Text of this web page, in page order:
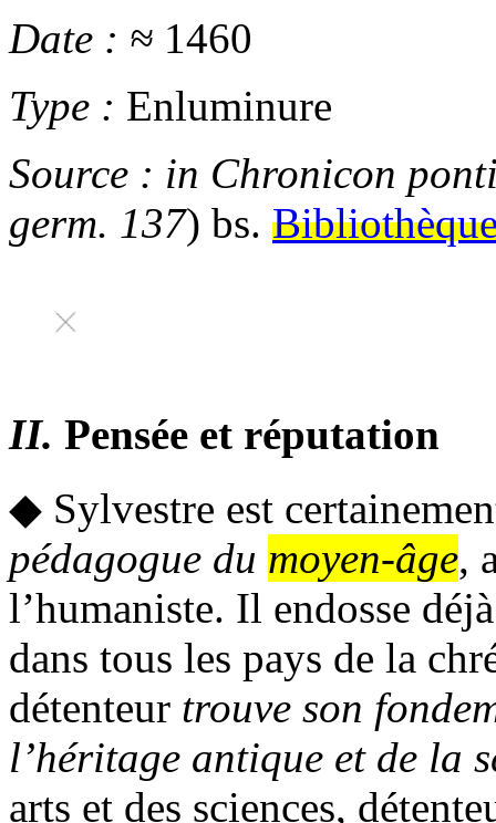
Date : ≈ 1460
Type : Enluminure
Source : in Chronicon
germ. 137) bs.
II. Pensée et réputation
◆ Sylvestre est
pédagogue du moyen-âge,
l’humaniste. Il endosse
dans tous les pays de la
détenteur trouve son
l’héritage antique et de la
arts et des sciences,